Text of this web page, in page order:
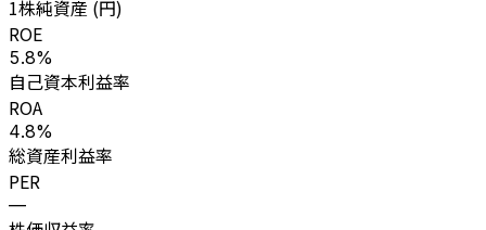
1株純資産 (円)
ROE
5.8%
自己資本利益率
ROA
4.8%
総資産利益率
PER
—